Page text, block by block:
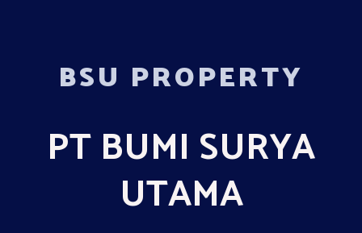
BSU PROPERTY
PT BUMI SURYA
UTAMA